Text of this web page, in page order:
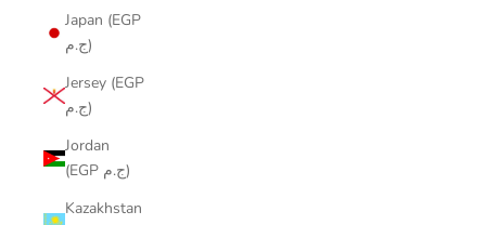
Japan (EGP
ج.م)
Jersey (EGP
ج.م)
Jordan
(EGP ج.م)
Kazakhstan